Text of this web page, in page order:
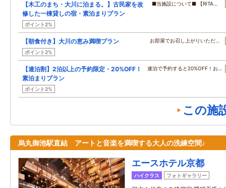
【木工のまち・大川に泊まる。】古民家を改
修した一棟貸しの宿・素泊まりプラン
ポイント2%
■当施設について■ 【RITA…
【朝食付き】大川の恵み満喫プラン
ポイント2%
お部屋でお召し上がりいただ…
【連泊割】2泊以上の予約限定・20%OFF！
素泊まりプラン
ポイント2%
連泊で予約すると20%OFF！お…
この施
烏丸御池駅直結 アートと音楽を満喫する大人の洗練空間♪
エースホテル京都
ハイクラス フォトギャラリー